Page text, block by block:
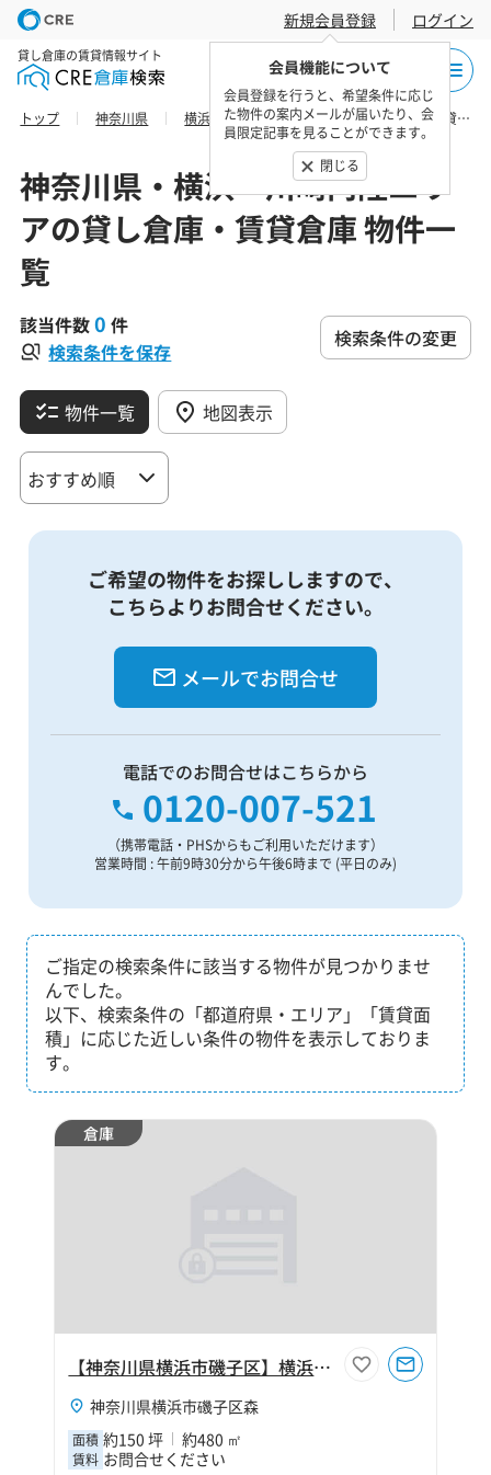
新規会員登録
会員機能について
会員登録を行うと、希望条件に応じ
た物件の案内メールが届いたり、会
員限定記事を見ることができます。
閉じる
ログイン
貸し倉庫の賃貸情報サイト
トップ 神奈川県 横浜・川崎内陸エリア 横浜市港南区の貸し倉庫・賃貸倉庫 物件一覧
神奈川県・横浜・川崎内陸エリ
アの貸し倉庫・賃貸倉庫 物件一
覧
該当件数0 件
検索条件を保存
検索条件の変更
物件一覧 地図表示
ご希望の物件をお探ししますので、
こちらよりお問合せください。
メールでお問合せ
電話でのお問合せはこちらから
0120-007-521
（携帯電話・PHSからもご利用いただけます）
営業時間 : 午前9時30分から午後6時まで (平日のみ)
ご指定の検索条件に該当する物件が見つかりませ
んでした。
以下、検索条件の「都道府県・エリア」「賃貸面
積」に応じた近しい条件の物件を表示しておりま
す。
倉庫
【神奈川県横浜市磯子区】横浜市磯子区森2丁目150坪倉庫
神奈川県横浜市磯子区森
面積 約150 坪 約480 ㎡
賃料 お問合せください